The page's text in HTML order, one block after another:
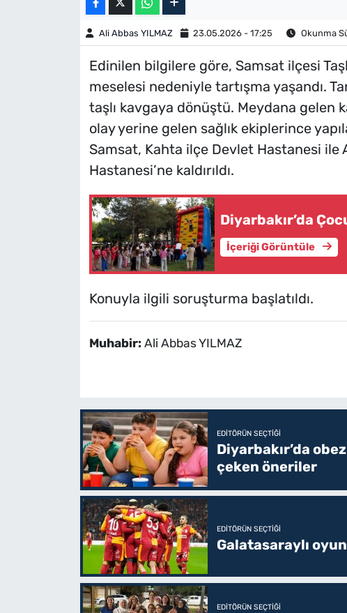
Ali Abbas YILMAZ 23.05.2026 - 17:25 Okunma
Edinilen bilgilere göre, Samsat ilçesi
meselesi nedeniyle tartışma yaşandı.
taşlı kavgaya dönüştü. Meydana gelen
olay yerine gelen sağlık ekiplerince
Samsat, Kahta ilçe Devlet Hastanesi ile
Hastanesi’ne kaldırıldı.
Diyarbakır’da
İçeriği Görüntüle
Konuyla ilgili soruşturma başlatıldı.
Muhabir: Ali Abbas YILMAZ
EDITÖRÜN SEÇTIĞI
Diyarbakır’da
çeken öneriler
EDITÖRÜN SEÇTIĞI
Galatasaraylı
EDITÖRÜN SEÇTIĞI